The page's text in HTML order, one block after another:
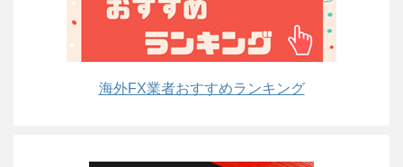
海外FX業者おすすめランキング